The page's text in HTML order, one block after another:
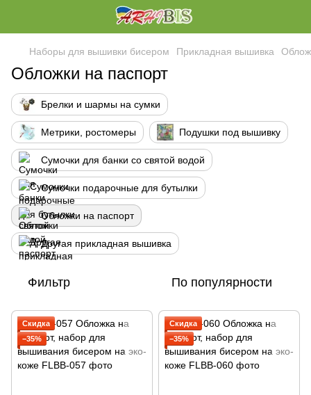
Наборы для вышивки бисером Прикладная вышивка
Обложки на паспорт
Брелки и шармы на сумки
Метрики, ростомеры Подушки под вышивку
Сумочки для банки со святой водой
Сумочки подарочные для бутылки
Обложки на паспорт
Другая прикладная вышивка
Фильтр По популярности
Скидка
−35%
Скидка
−35%